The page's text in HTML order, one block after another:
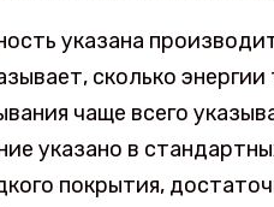
указана
сколько энергии
чаще всего
указано в
покрытия,